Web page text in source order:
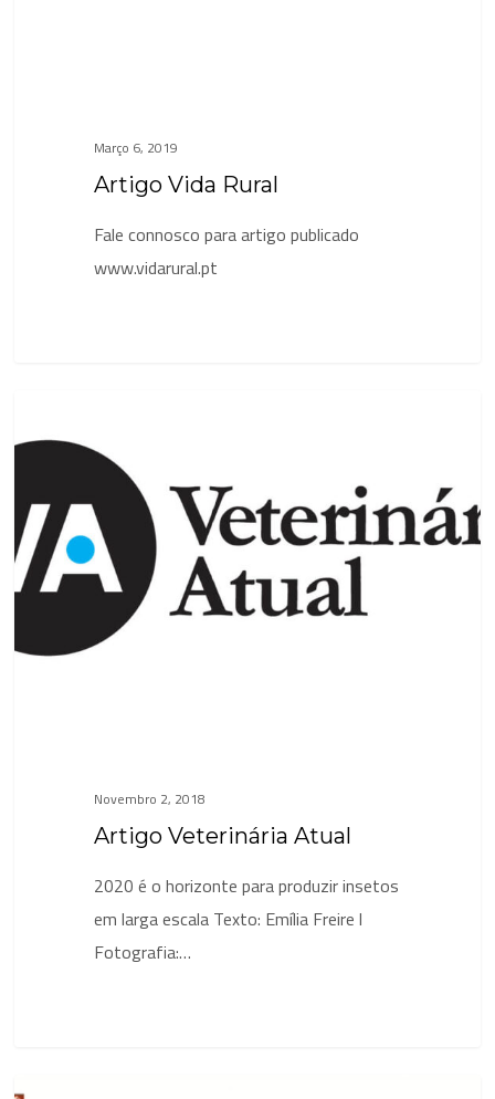
Março 6, 2019
Artigo Vida Rural
Fale connosco para artigo publicado
www.vidarural.pt
Veterinária
Novembro 2, 2018
Artigo Veterinária Atual
2020 é o horizonte para produzir insetos
em larga escala Texto: Emília Freire l
Fotografia:…
EntoGreen